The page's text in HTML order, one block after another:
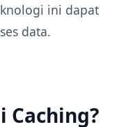
ini dapat
data.
Caching?